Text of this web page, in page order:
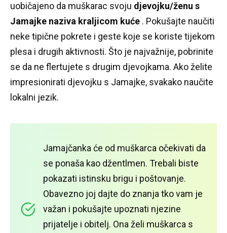
uobičajeno da muškarac svoju djevojku/ženu s
Jamajke naziva kraljicom kuće . Pokušajte naučiti
neke tipične pokrete i geste koje se koriste tijekom
plesa i drugih aktivnosti. Što je najvažnije, pobrinite
se da ne flertujete s drugim djevojkama. Ako želite
impresionirati djevojku s Jamajke, svakako naučite
lokalni jezik.
Jamajčanka će od muškarca očekivati ​​da
se ponaša kao džentlmen. Trebali biste
pokazati istinsku brigu i poštovanje.
Obavezno joj dajte do znanja tko vam je
važan i pokušajte upoznati njezine
prijatelje i obitelj. Ona želi muškarca s